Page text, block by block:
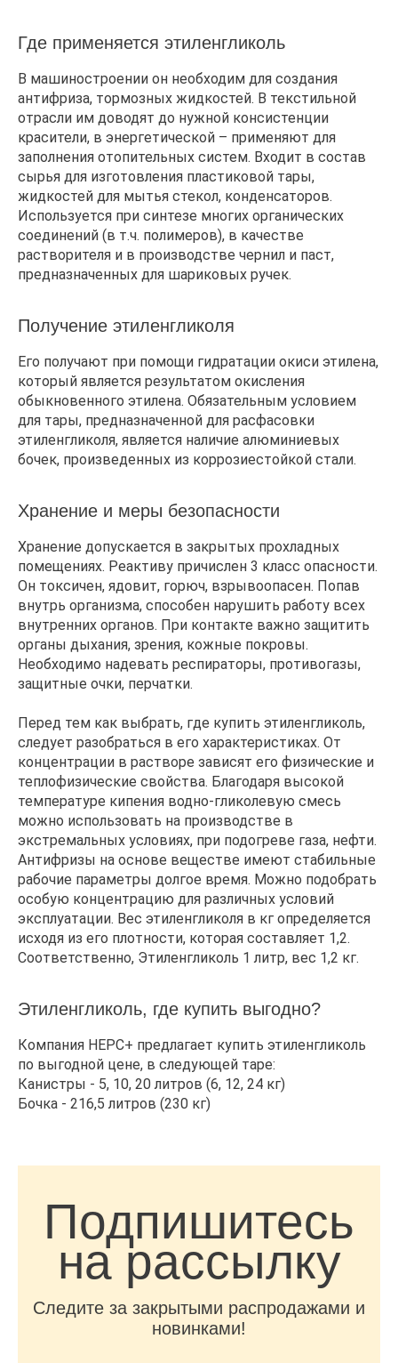
Где применяется этиленгликоль
В машиностроении он необходим для создания
антифриза, тормозных жидкостей. В текстильной
отрасли им доводят до нужной консистенции
красители, в энергетической – применяют для
заполнения отопительных систем. Входит в состав
сырья для изготовления пластиковой тары,
жидкостей для мытья стекол, конденсаторов.
Используется при синтезе многих органических
соединений (в т.ч. полимеров), в качестве
растворителя и в производстве чернил и паст,
предназначенных для шариковых ручек.
Получение этиленгликоля
Его получают при помощи гидратации окиси этилена,
который является результатом окисления
обыкновенного этилена. Обязательным условием
для тары, предназначенной для расфасовки
этиленгликоля, является наличие алюминиевых
бочек, произведенных из коррозиестойкой стали.
Хранение и меры безопасности
Хранение допускается в закрытых прохладных
помещениях. Реактиву причислен 3 класс опасности.
Он токсичен, ядовит, горюч, взрывоопасен. Попав
внутрь организма, способен нарушить работу всех
внутренних органов. При контакте важно защитить
органы дыхания, зрения, кожные покровы.
Необходимо надевать респираторы, противогазы,
защитные очки, перчатки.
Перед тем как выбрать, где купить этиленгликоль,
следует разобраться в его характеристиках. От
концентрации в растворе зависят его физические и
теплофизические свойства. Благодаря высокой
температуре кипения водно-гликолевую смесь
можно использовать на производстве в
экстремальных условиях, при подогреве газа, нефти.
Антифризы на основе веществе имеют стабильные
рабочие параметры долгое время. Можно подобрать
особую концентрацию для различных условий
эксплуатации. Вес этиленгликоля в кг определяется
исходя из его плотности, которая составляет 1,2.
Соответственно, Этиленгликоль 1 литр, вес 1,2 кг.
Этиленгликоль, где купить выгодно?
Компания НЕРС+ предлагает купить этиленгликоль
по выгодной цене, в следующей таре:
Канистры - 5, 10, 20 литров (6, 12, 24 кг)
Бочка - 216,5 литров (230 кг)
Подпишитесь
на рассылку
Следите за закрытыми распродажами и
новинками!